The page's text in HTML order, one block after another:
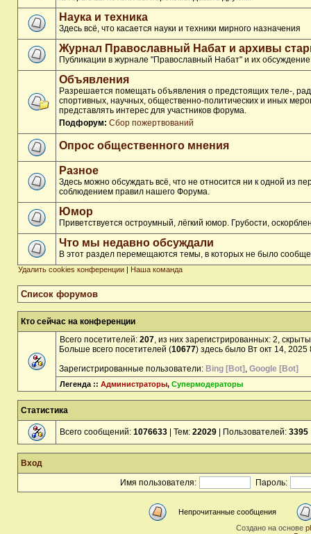
Наука и техника
Здесь всё, что касается науки и техники мирного назначения
Журнал Православный Набат и архивы
Публикации в журнале "Православный Набат" и их обсуждение
Объявления
Разрешается помещать объявления о предстоящих теле-,
спортивных, научных, общественно-политических и иных
представлять интерес для участников форума.
Подфорум: Сбор пожертвований
Опрос общественного мнения
Разное
Здесь можно обсуждать всё, что не относится ни к одной из
соблюдением правил нашего Форума.
Юмор
Приветствуется остроумный, лёгкий юмор. Грубости,
Что мы недавно обсуждали
В этот раздел перемещаются темы, в которых не было
Удалить cookies конференции | Наша команда
Список форумов
Кто сейчас на конференции
Всего посетителей: 207, из них зарегистрированных: 2,
Больше всего посетителей (10677) здесь было Вт окт 14, 2025
Зарегистрированные пользователи: Bing [Bot] , Google [Bot]
Легенда :: Администраторы, Супермодераторы
Статистика
Всего сообщений: 1076633 | Тем: 22029 | Пользователей: 3395
Вход
Имя пользователя:
Пароль:
Непрочитанные сообщения
Создано на основе